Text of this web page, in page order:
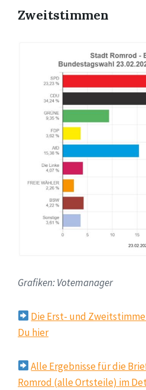
Zweitstimmen
Grafiken: Votemanager
Die Erst- und
Du hier
Alle Ergebnisse für die
Romrod (alle Ortsteile) im